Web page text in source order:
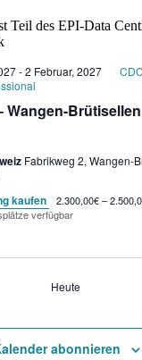
Wangen-
-2 Februar, 2027
Fabrikweg 2, Wangen-
kaufen 2.300,00€ –
verfügbar
Heute
abonnieren